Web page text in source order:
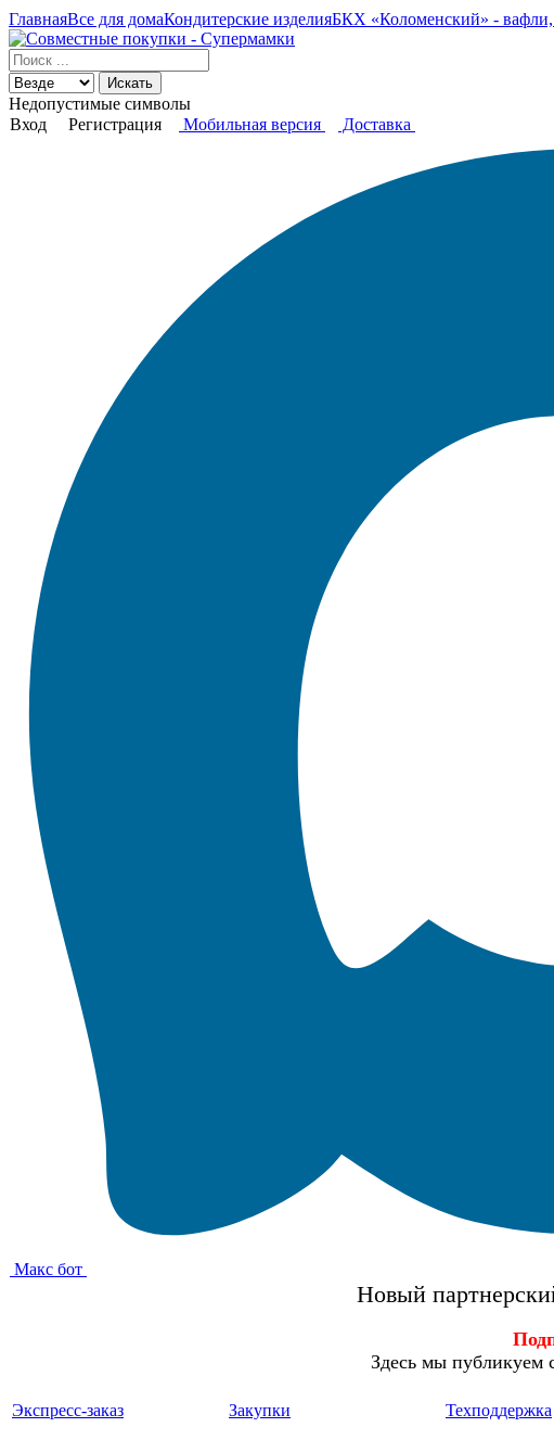
ГлавнаяВсе для домаКондитерские изделияБКХ «Коломенский» -
Искать
Недопустимые символы
Вход
Регистрация Мобильная версия Доставка
Макс бот
Новый
Здесь мы публикуем
Экспресс-заказ Закупки Техподдержка